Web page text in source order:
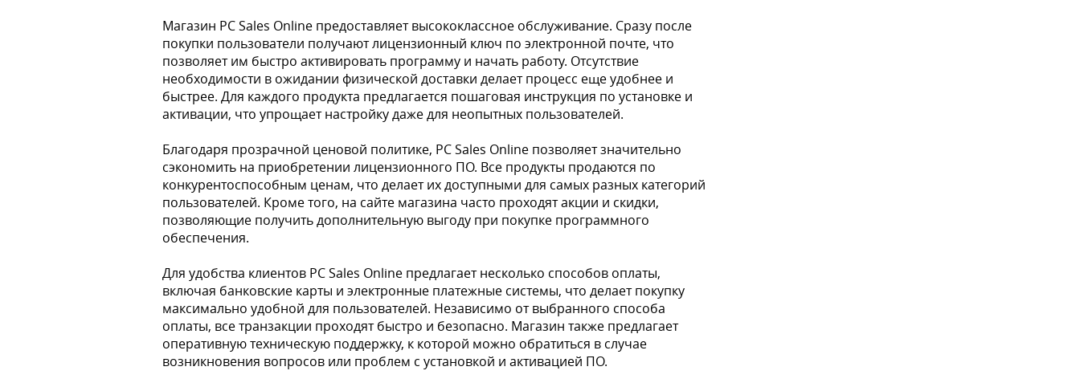
Магазин PC Sales Online предоставляет высококлассное обслуживание. Сразу после
покупки пользователи получают лицензионный ключ по электронной почте, что
позволяет им быстро активировать программу и начать работу. Отсутствие
необходимости в ожидании физической доставки делает процесс еще удобнее и
быстрее. Для каждого продукта предлагается пошаговая инструкция по установке и
активации, что упрощает настройку даже для неопытных пользователей.
Благодаря прозрачной ценовой политике, PC Sales Online позволяет значительно
сэкономить на приобретении лицензионного ПО. Все продукты продаются по
конкурентоспособным ценам, что делает их доступными для самых разных категорий
пользователей. Кроме того, на сайте магазина часто проходят акции и скидки,
позволяющие получить дополнительную выгоду при покупке программного
обеспечения.
Для удобства клиентов PC Sales Online предлагает несколько способов оплаты,
включая банковские карты и электронные платежные системы, что делает покупку
максимально удобной для пользователей. Независимо от выбранного способа
оплаты, все транзакции проходят быстро и безопасно. Магазин также предлагает
оперативную техническую поддержку, к которой можно обратиться в случае
возникновения вопросов или проблем с установкой и активацией ПО.